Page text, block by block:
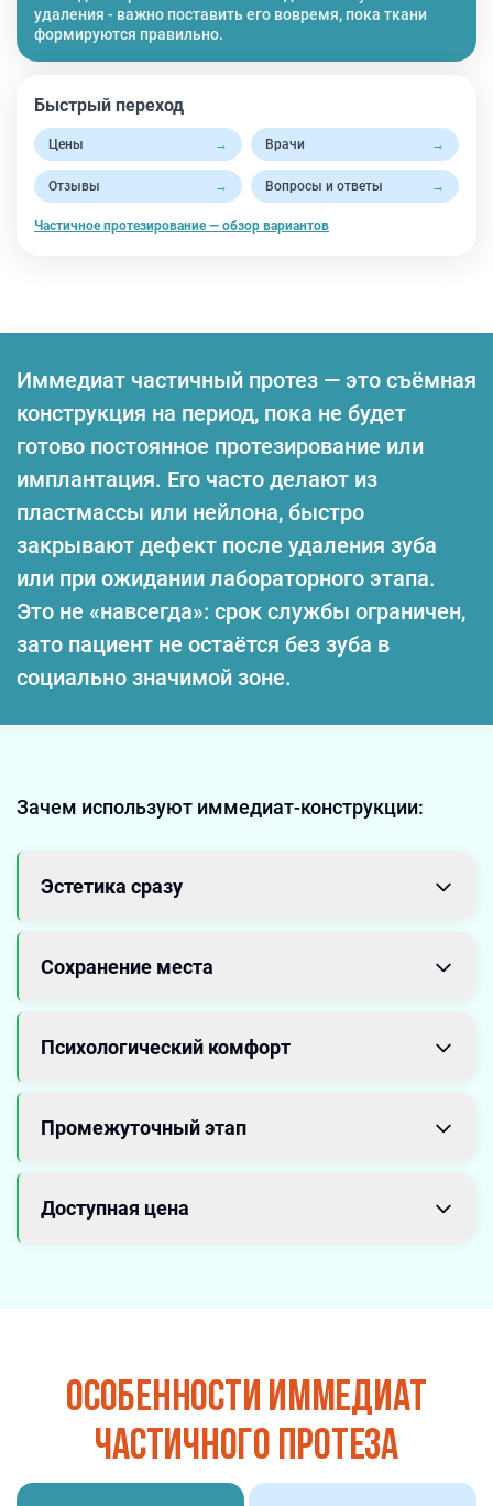
удаления - важно поставить его вовремя, пока ткани
формируются правильно.
Быстрый переход
Цены → Врачи →
Отзывы → Вопросы и ответы →
Частичное протезирование — обзор вариантов
Иммедиат частичный протез — это съёмная
конструкция на период, пока не будет
готово постоянное протезирование или
имплантация. Его часто делают из
пластмассы или нейлона, быстро
закрывают дефект после удаления зуба
или при ожидании лабораторного этапа.
Это не «навсегда»: срок службы ограничен,
зато пациент не остаётся без зуба в
социально значимой зоне.
Зачем используют иммедиат-конструкции:
Эстетика сразу
Сохранение места
Психологический комфорт
Промежуточный этап
Доступная цена
Особенности иммедиат
частичного протеза